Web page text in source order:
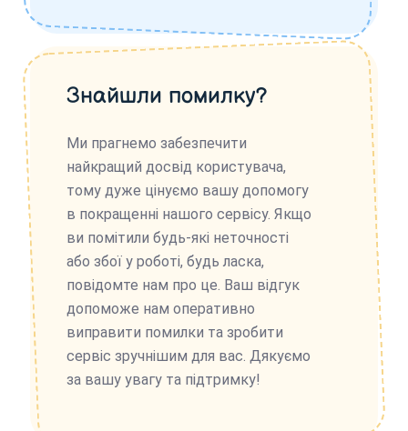
Знайшли помилку?
Ми прагнемо забезпечити
найкращий досвід користувача,
тому дуже цінуємо вашу допомогу
в покращенні нашого сервісу. Якщо
ви помітили будь-які неточності
або збої у роботі, будь ласка,
повідомте нам про це. Ваш відгук
допоможе нам оперативно
виправити помилки та зробити
сервіс зручнішим для вас. Дякуємо
за вашу увагу та підтримку!